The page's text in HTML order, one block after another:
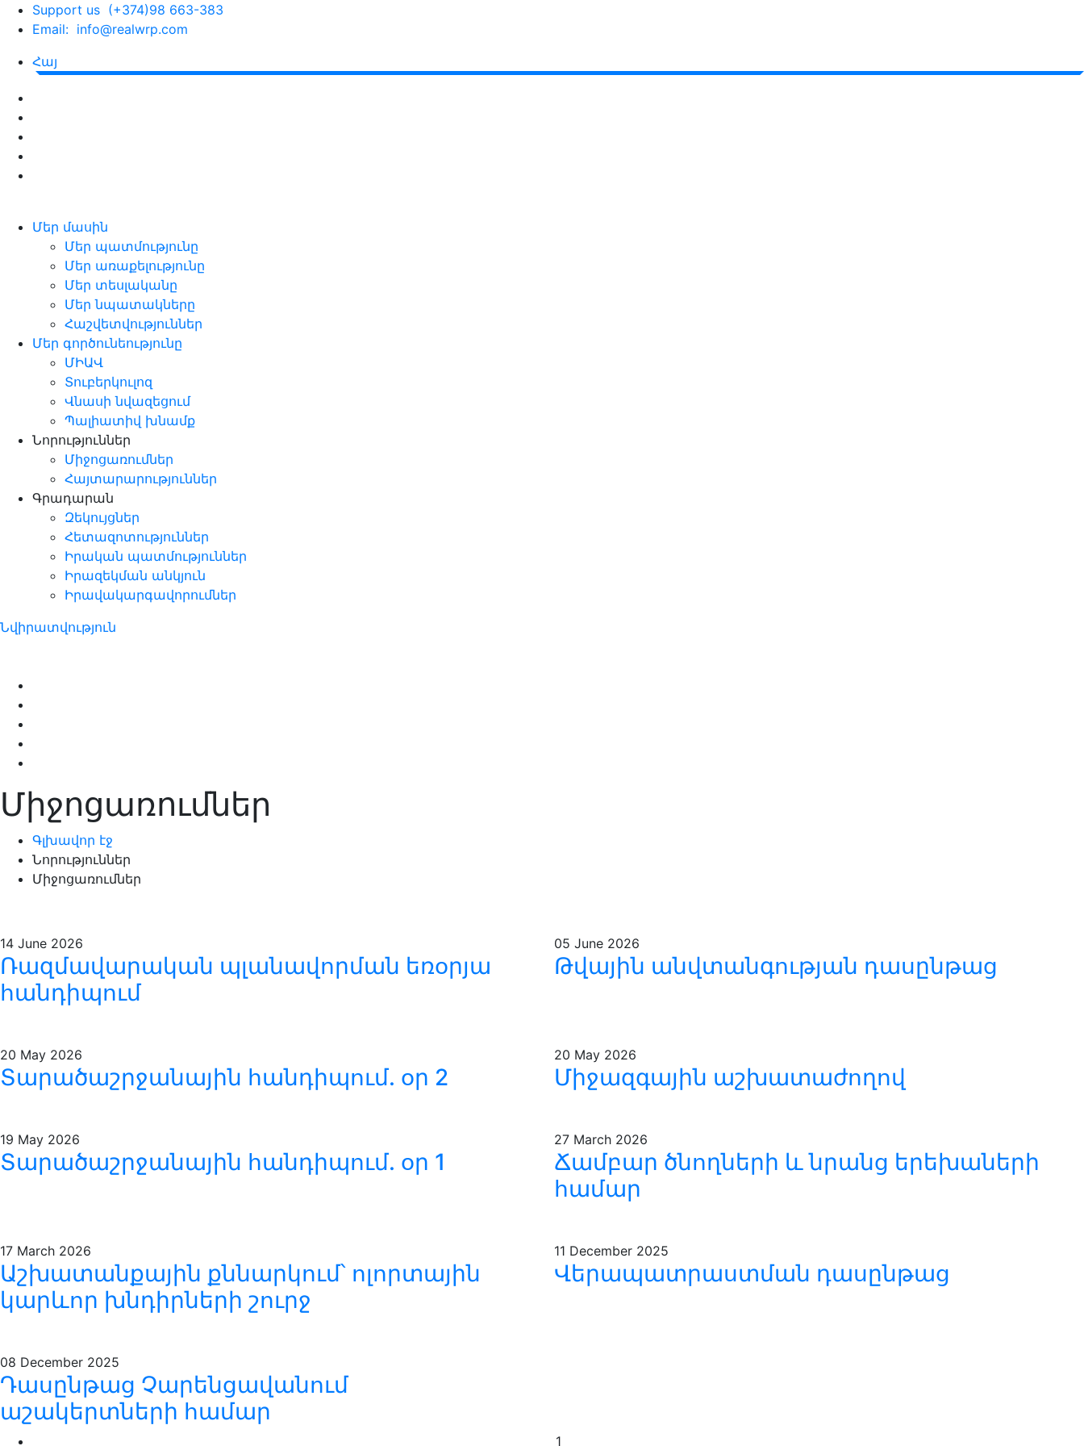
Support us (+374)98 663-383
Email: info@realwrp.com
Հայ
Մեր մասին
Մեր պատմությունը
Մեր առաքելությունը
Մեր տեսլականը
Մեր նպատակները
Հաշվետվություններ
Մեր գործունեությունը
ՄԻԱՎ
Տուբերկուլոզ
Վնասի նվազեցում
Պալիատիվ խնամք
Նորություններ
Միջոցառումներ
Հայտարարություններ
Գրադարան
Զեկույցներ
Հետազոտություններ
Իրական պատմություններ
Իրազեկման անկյուն
Իրավակարգավորումներ
Նվիրատվություն
Միջոցառումներ
Գլխավոր էջ
Նորություններ
Միջոցառումներ
14 June 2026
Ռազմավարական պլանավորման եռօրյա
հանդիպում
05 June 2026
Թվային անվտանգության դասընթաց
20 May 2026
Տարածաշրջանային հանդիպում. օր 2
20 May 2026
Միջազգային աշխատաժողով
19 May 2026
Տարածաշրջանային հանդիպում. օր 1
27 March 2026
Ճամբար ծնողների և նրանց երեխաների
համար
17 March 2026
Աշխատանքային քննարկում՝ ոլորտային
կարևոր խնդիրների շուրջ
11 December 2025
Վերապատրաստման դասընթաց
08 December 2025
Դասընթաց Չարենցավանում
աշակերտների համար
1